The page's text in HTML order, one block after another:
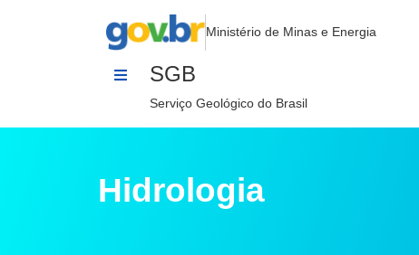
Estudos das Vazões de 95% de
Ministério de Minas e Energia
SGB
Serviço Geológico do Brasil
Hidrologia